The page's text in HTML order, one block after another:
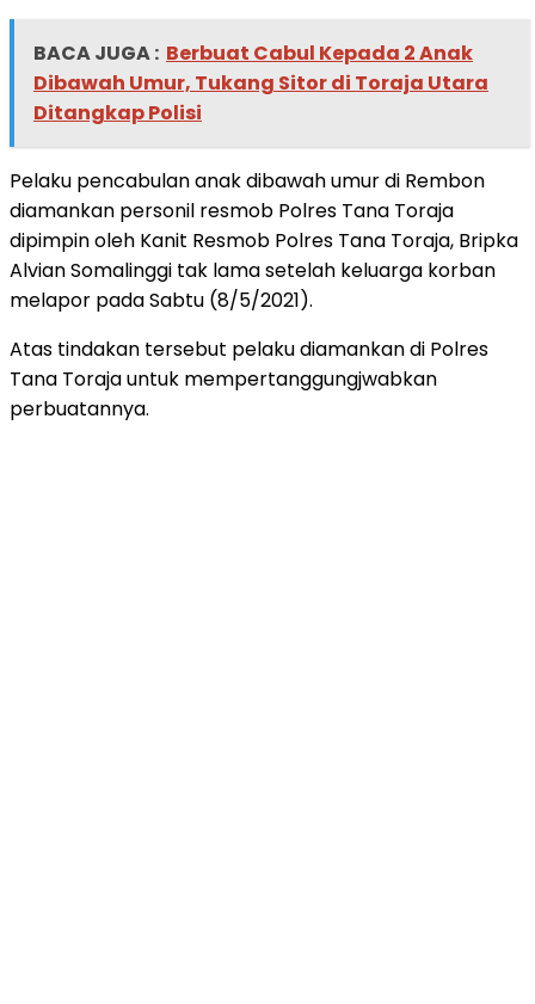
BACA JUGA : Berbuat Cabul Kepada 2 Anak
Dibawah Umur, Tukang Sitor di Toraja Utara
Ditangkap Polisi
Pelaku pencabulan anak dibawah umur di Rembon
diamankan personil resmob Polres Tana Toraja
dipimpin oleh Kanit Resmob Polres Tana Toraja, Bripka
Alvian Somalinggi tak lama setelah keluarga korban
melapor pada Sabtu (8/5/2021).
Atas tindakan tersebut pelaku diamankan di Polres
Tana Toraja untuk mempertanggungjwabkan
perbuatannya.